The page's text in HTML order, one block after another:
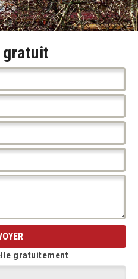
gratuit
gratuitement